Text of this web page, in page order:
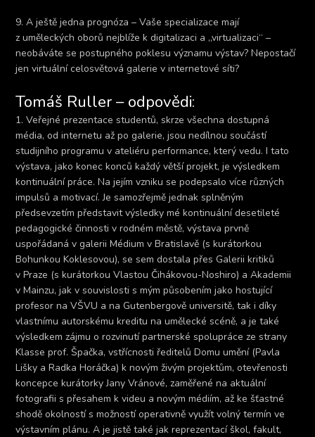
9. A ještě jedna prognóza – Vaše specializace mají
z uměleckých oborů nejblíže k digitalizaci a „virtualizaci“ –
neobáváte se postupného poklesu významu výstav? Nepostačí
jen virtuální celosvětová galerie v internetové síti?
Tomáš Ruller – odpovědi:
1. Veřejné prezentace studentů, skrze všechna dostupná
média, od internetu až po galerie, jsou nedílnou součástí
studijního programu v ateliéru performance, který vedu. I tato
výstava, jako konec konců každý větší projekt, je výsledkem
kontinuální práce. Na jejím vzniku se podepsalo více různých
impulsů a motivací. Je samozřejmě jednak splněným
předsevzetím představit výsledky mé kontinuální desetileté
pedagogické činnosti v rodném městě, výstava prvně
uspořádaná v galerii Médium v Bratislavě (s kurátorkou
Bohunkou Koklesovou), se sem dostala přes Galerii kritiků
v Praze (s kurátorkou Vlastou Čihákovou-Noshiro) a Akademii
v Mainzu, jak v souvislosti s mým působením jako hostující
profesor na VŠVU a na Gutenbergově universitě, tak i díky
vlastnímu autorskému kreditu na umělecké scéně, a je také
výsledkem zájmu o rozvinutí partnerské spolupráce ze strany
Klasse prof. Špačka, vstřícnosti ředitelů Domu umění (Pavla
Lišky a Radka Horáčka) k novým živým projektům, otevřenosti
koncepce kurátorky Jany Vránové, zaměřené na aktuální
fotografii s přesahem k videu a novým médiím, až ke šťastné
shodě okolností s možností operativně využít volný termín ve
výstavním plánu. A je jistě také jak reprezentací škol, fakult,